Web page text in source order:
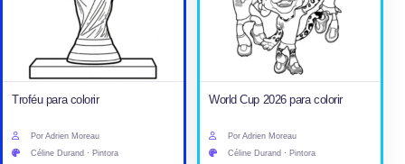
Troféu para colorir
Por Adrien Moreau
Céline Durand · Pintora
World Cup 2026 para colorir
Por Adrien Moreau
Céline Durand · Pintora